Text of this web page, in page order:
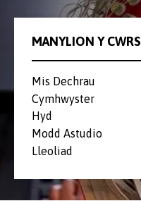
MANYLION Y CWRS
Mis Dechrau
Cymhwyster
Hyd
Modd Astudio
Lleoliad